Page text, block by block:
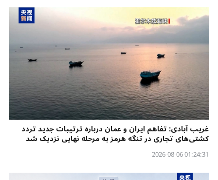
غریب آبادی: تفاهم ایران و عمان درباره ترتیبات جدید تردد
کشتی‌های تجاری در تنگه هرمز به مرحله نهایی نزدیک شد
01:24:31 2026-08-06